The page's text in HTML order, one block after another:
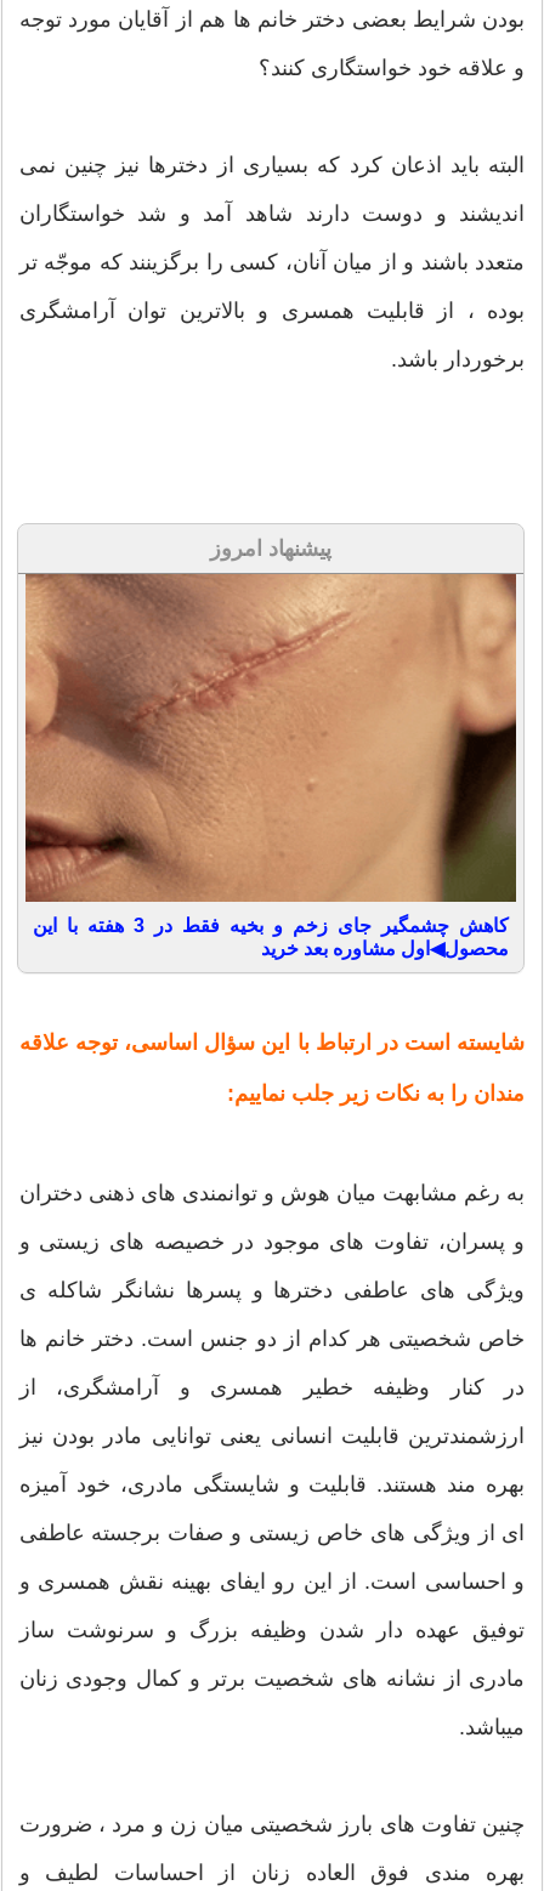
بودن شرایط بعضی دختر خانم ها هم از آقایان مورد توجه
و علاقه خود خواستگاری کنند؟
البته باید اذعان کرد که بسیاری از دخترها نیز چنین نمی
اندیشند و دوست دارند شاهد آمد و شد خواستگاران
متعدد باشند و از میان آنان، کسی را برگزینند که موجّه تر
بوده ، از قابلیت همسری و بالاترین توان آرامشگری
برخوردار باشد.
پیشنهاد امروز
کاهش چشمگیر جای زخم و بخیه فقط در 3 هفته با این
محصول◀اول مشاوره بعد خرید
شایسته است در ارتباط با این سؤال اساسی، توجه علاقه
مندان را به نکات زیر جلب نماییم:
به رغم مشابهت میان هوش و توانمندی های ذهنی دختران
و پسران، تفاوت های موجود در خصیصه های زیستی و
ویژگی های عاطفی دخترها و پسرها نشانگر شاکله ی
خاص شخصیتی هر کدام از دو جنس است. دختر خانم ها
در کنار وظیفه خطیر همسری و آرامشگری، از
ارزشمندترین قابلیت انسانی یعنی توانایی مادر بودن نیز
بهره مند هستند. قابلیت و شایستگی مادری، خود آمیزه
ای از ویژگی های خاص زیستی و صفات برجسته عاطفی
و احساسی است. از این رو ایفای بهینه نقش همسری و
توفیق عهده دار شدن وظیفه بزرگ و سرنوشت ساز
مادری از نشانه های شخصیت برتر و کمال وجودی زنان
میباشد.
چنین تفاوت های بارز شخصیتی میان زن و مرد ، ضرورت
بهره مندی فوق العاده زنان از احساسات لطیف و